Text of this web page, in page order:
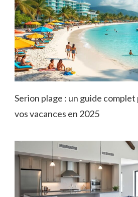
Serion plage : un guide
vos vacances en 2025